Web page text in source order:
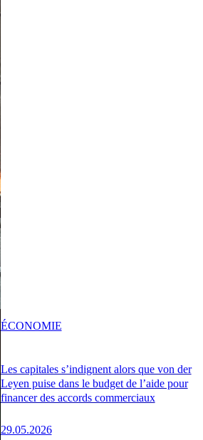
Les capitales s’indignent alors que von der
Leyen puise dans le budget de l’aide pour
financer des accords commerciaux
29.05.2026
ÉCONOMIE